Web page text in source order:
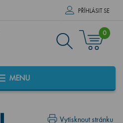
PŘÍHLÁSIT SE
0
MENU
Vytisknout stránku